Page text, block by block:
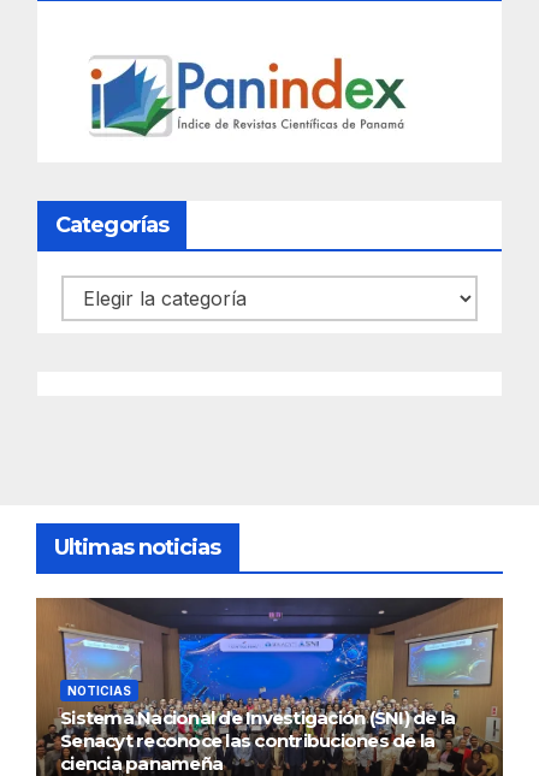
Categorías
Categorías
Ultimas noticias
NOTICIAS
Sistema Nacional de Investigación (SNI) de la
Senacyt reconoce las contribuciones de la
ciencia panameña